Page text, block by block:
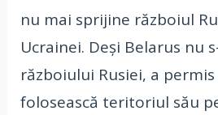
nu mai sprijine războiul
Ucrainei. Deși Belarus nu
războiului Rusiei, a permis
folosească teritoriul său